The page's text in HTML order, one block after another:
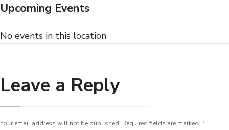
Upcoming Events
No events in this location
Leave a Reply
Your email address will not be published. Required fields are marked *